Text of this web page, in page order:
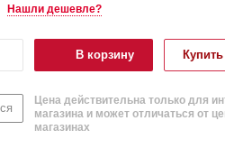
Нашли дешевле?
В корзину
Цена действительна только для
магазина и может отличаться от
магазинах